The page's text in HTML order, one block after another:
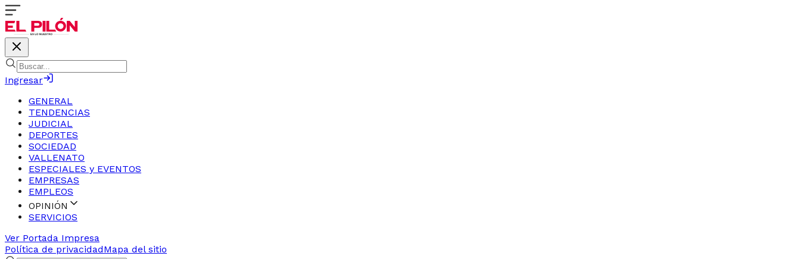
Ingresar
GENERAL
TENDENCIAS
JUDICIAL
DEPORTES
SOCIEDAD
VALLENATO
ESPECIALES y EVENTOS
EMPRESAS
EMPLEOS
OPINIÓN
SERVICIOS
Ver Portada Impresa
Política de privacidadMapa del sitio